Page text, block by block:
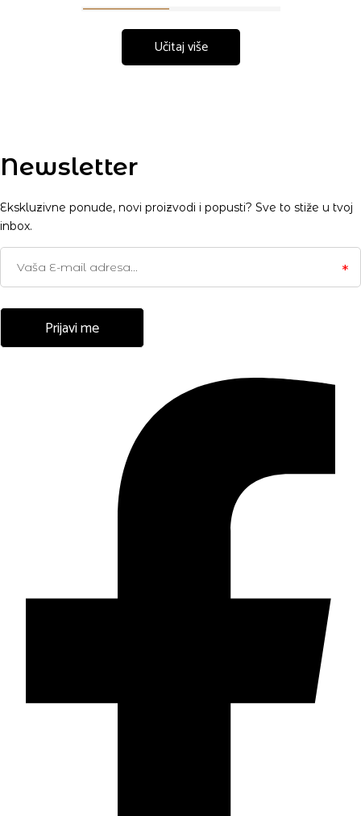
Učitaj više
Newsletter
Ekskluzivne ponude, novi proizvodi i popusti? Sve to stiže u tvoj
inbox.